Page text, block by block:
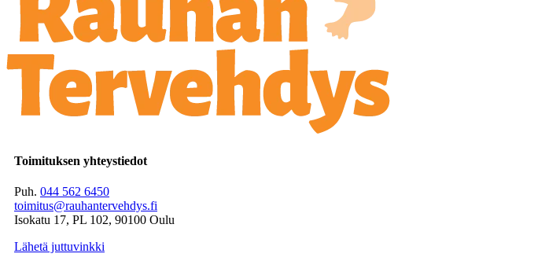
Toimituksen yhteystiedot
Puh. 044 562 6450
toimitus@rauhantervehdys.fi
Isokatu 17, PL 102, 90100 Oulu
Lähetä juttuvinkki